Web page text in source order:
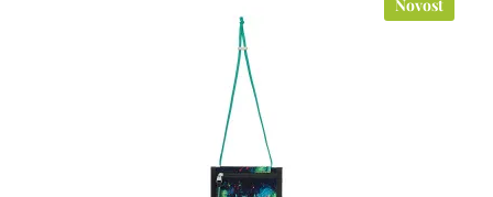
Novost